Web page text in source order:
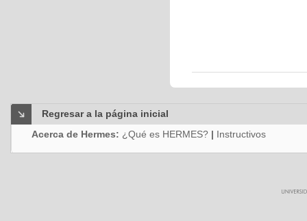
Regresar a la página inicial
Acerca de Hermes: ¿Qué es HERMES? | Instructivos